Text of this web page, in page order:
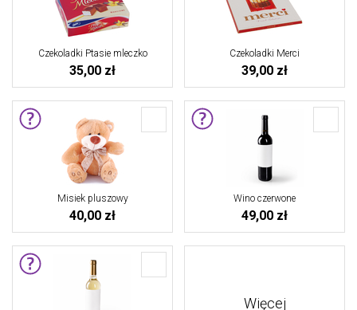
Czekoladki Ptasie mleczko
35,00 zł
Czekoladki Merci
39,00 zł
Misiek pluszowy
40,00 zł
Wino czerwone
49,00 zł
Więcej